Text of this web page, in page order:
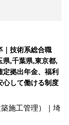
｜技術系総合職
県,千葉県,東京都,
拠出年金、福利
心して働ける制度
施工管理）｜埼